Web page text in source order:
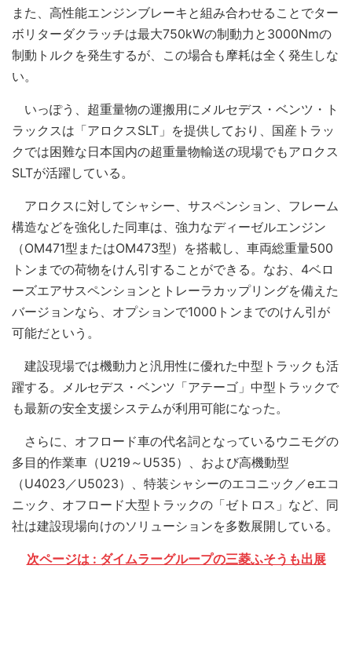
また、高性能エンジンブレーキと組み合わせることでター
ボリターダクラッチは最大750kWの制動力と3000Nmの
制動トルクを発生するが、この場合も摩耗は全く発生しな
い。
いっぽう、超重量物の運搬用にメルセデス・ベンツ・ト
ラックスは「アロクスSLT」を提供しており、国産トラッ
クでは困難な日本国内の超重量物輸送の現場でもアロクス
SLTが活躍している。
アロクスに対してシャシー、サスペンション、フレーム
構造などを強化した同車は、強力なディーゼルエンジン
（OM471型またはOM473型）を搭載し、車両総重量500
トンまでの荷物をけん引することができる。なお、4ベロ
ーズエアサスペンションとトレーラカップリングを備えた
バージョンなら、オプションで1000トンまでのけん引が
可能だという。
建設現場では機動力と汎用性に優れた中型トラックも活
躍する。メルセデス・ベンツ「アテーゴ」中型トラックで
も最新の安全支援システムが利用可能になった。
さらに、オフロード車の代名詞となっているウニモグの
多目的作業車（U219～U535）、および高機動型
（U4023／U5023）、特装シャシーのエコニック／eエコ
ニック、オフロード大型トラックの「ゼトロス」など、同
社は建設現場向けのソリューションを多数展開している。
次ページは : ダイムラーグループの三菱ふそうも出展